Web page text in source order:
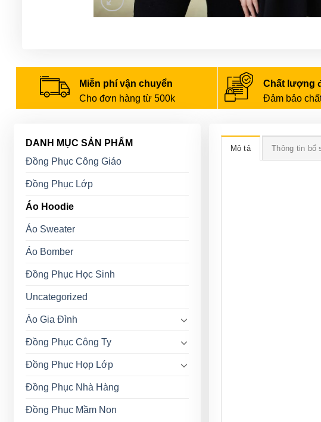
Miễn phí vận chuyển
Cho đơn hàng từ 500k
Chất lượng
Đảm bảo
DANH MỤC SẢN PHẨM
Đồng Phục Công Giáo
Đồng Phục Lớp
Áo Hoodie
Áo Sweater
Áo Bomber
Đồng Phục Học Sinh
Uncategorized
Áo Gia Đình
Đồng Phục Công Ty
Đồng Phục Họp Lớp
Đồng Phục Nhà Hàng
Đồng Phục Mầm Non
Mô tả Thông tin bổ